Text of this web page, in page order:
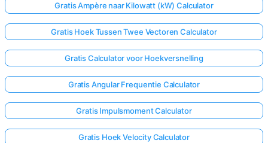
Gratis Ampère naar Kilowatt (kW) Calculator
Gratis Hoek Tussen Twee Vectoren Calculator
Gratis Calculator voor Hoekversnelling
Gratis Angular Frequentie Calculator
Gratis Impulsmoment Calculator
Gratis Hoek Velocity Calculator